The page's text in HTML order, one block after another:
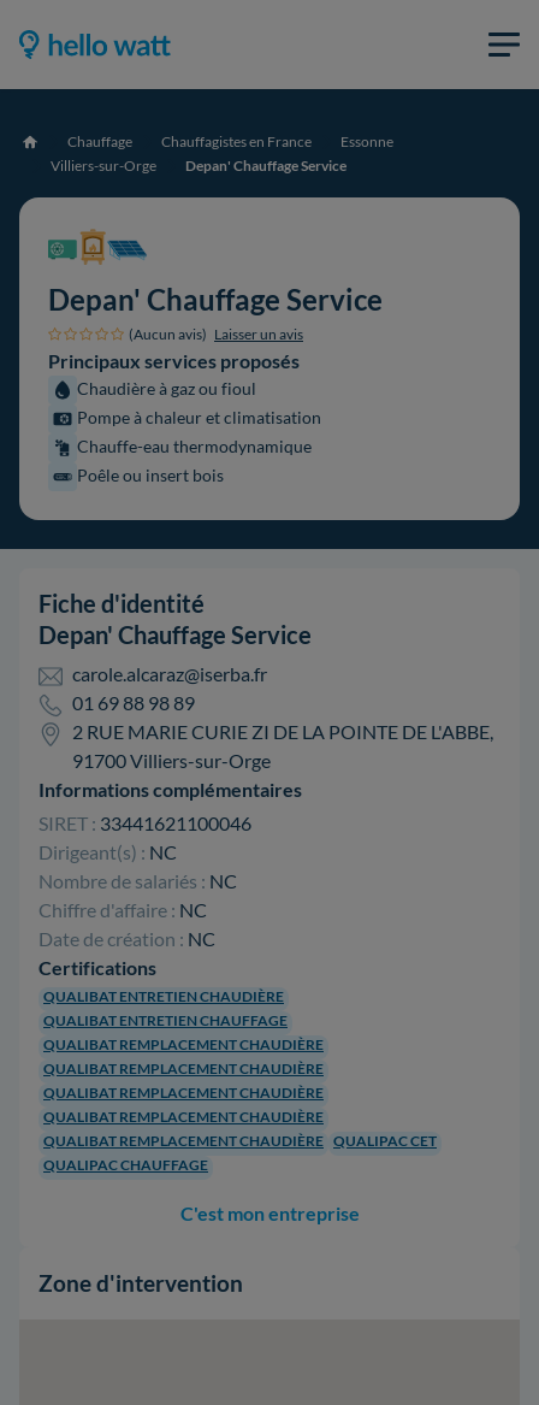
Accueil Chauffage Chauffagistes en France
Essonne
Villiers-sur-Orge
Depan' Chauffage Service
Depan' Chauffage Service
(Aucun avis) Laisser un avis
Principaux services proposés
Chaudière à gaz ou fioul
Pompe à chaleur et climatisation
Chauffe-eau thermodynamique
Poêle ou insert bois
Fiche d'identité
Depan' Chauffage Service
carole.alcaraz@iserba.fr
01 69 88 98 89
2 RUE MARIE CURIE ZI DE LA POINTE DE L'ABBE,
91700 Villiers-sur-Orge
Informations complémentaires
SIRET : 33441621100046
Dirigeant(s) : NC
Nombre de salariés : NC
Chiffre d'affaire : NC
Date de création : NC
Certifications
QUALIBAT ENTRETIEN CHAUDIÈRE
QUALIBAT ENTRETIEN CHAUFFAGE
QUALIBAT REMPLACEMENT CHAUDIÈRE
QUALIBAT REMPLACEMENT CHAUDIÈRE
QUALIBAT REMPLACEMENT CHAUDIÈRE
QUALIBAT REMPLACEMENT CHAUDIÈRE
QUALIBAT REMPLACEMENT CHAUDIÈRE QUALIPAC CET
QUALIPAC CHAUFFAGE
C'est mon entreprise
Zone d'intervention